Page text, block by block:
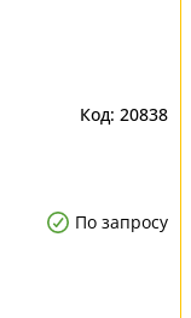
20838
По запросу